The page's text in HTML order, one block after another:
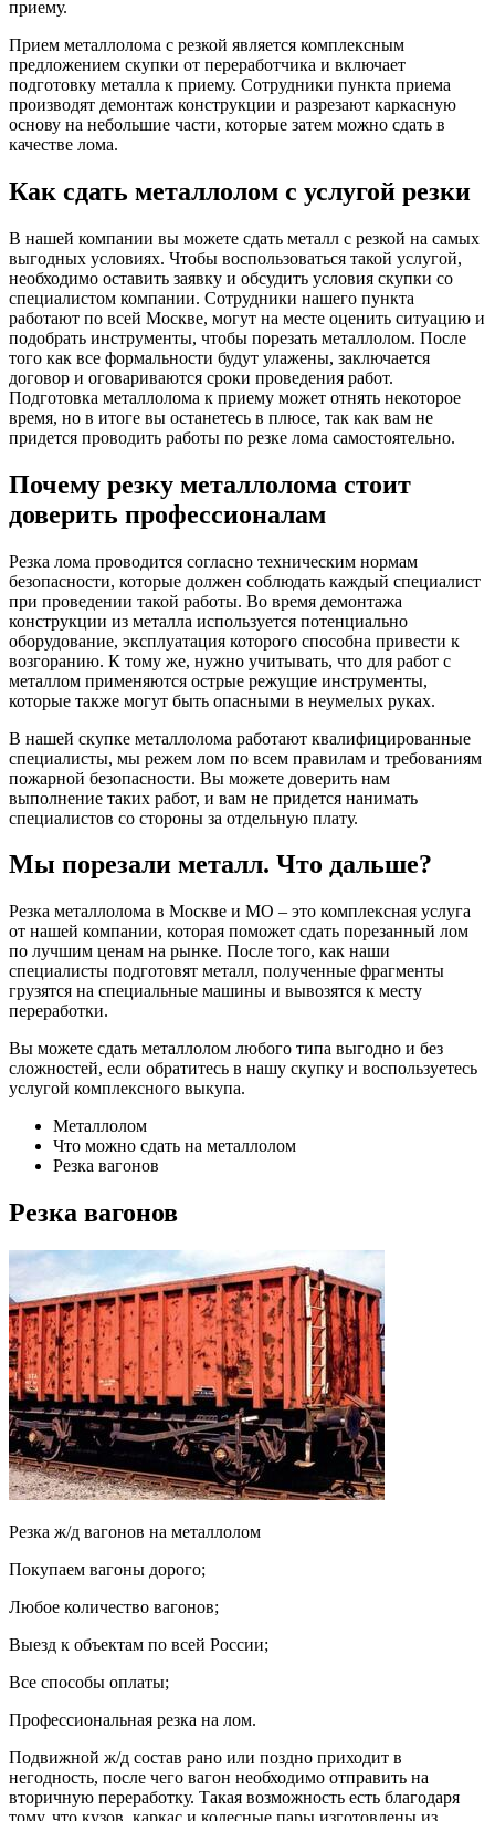
приему.
Прием металлолома с резкой является комплексным
предложением скупки от переработчика и включает
подготовку металла к приему. Сотрудники пункта приема
производят демонтаж конструкции и разрезают каркасную
основу на небольшие части, которые затем можно сдать в
качестве лома.
Как сдать металлолом с услугой резки
В нашей компании вы можете сдать металл с резкой на самых
выгодных условиях. Чтобы воспользоваться такой услугой,
необходимо оставить заявку и обсудить условия скупки со
специалистом компании. Сотрудники нашего пункта
работают по всей Москве, могут на месте оценить ситуацию и
подобрать инструменты, чтобы порезать металлолом. После
того как все формальности будут улажены, заключается
договор и оговариваются сроки проведения работ.
Подготовка металлолома к приему может отнять некоторое
время, но в итоге вы останетесь в плюсе, так как вам не
придется проводить работы по резке лома самостоятельно.
Почему резку металлолома стоит
доверить профессионалам
Резка лома проводится согласно техническим нормам
безопасности, которые должен соблюдать каждый специалист
при проведении такой работы. Во время демонтажа
конструкции из металла используется потенциально
оборудование, эксплуатация которого способна привести к
возгоранию. К тому же, нужно учитывать, что для работ с
металлом применяются острые режущие инструменты,
которые также могут быть опасными в неумелых руках.
В нашей скупке металлолома работают квалифицированные
специалисты, мы режем лом по всем правилам и требованиям
пожарной безопасности. Вы можете доверить нам
выполнение таких работ, и вам не придется нанимать
специалистов со стороны за отдельную плату.
Мы порезали металл. Что дальше?
Резка металлолома в Москве и МО – это комплексная услуга
от нашей компании, которая поможет сдать порезанный лом
по лучшим ценам на рынке. После того, как наши
специалисты подготовят металл, полученные фрагменты
грузятся на специальные машины и вывозятся к месту
переработки.
Вы можете сдать металлолом любого типа выгодно и без
сложностей, если обратитесь в нашу скупку и воспользуетесь
услугой комплексного выкупа.
Металлолом
Что можно сдать на металлолом
Резка вагонов
Резка вагонов
Резка ж/д вагонов на металлолом
Покупаем вагоны дорого;
Любое количество вагонов;
Выезд к объектам по всей России;
Все способы оплаты;
Профессиональная резка на лом.
Подвижной ж/д состав рано или поздно приходит в
негодность, после чего вагон необходимо отправить на
вторичную переработку. Такая возможность есть благодаря